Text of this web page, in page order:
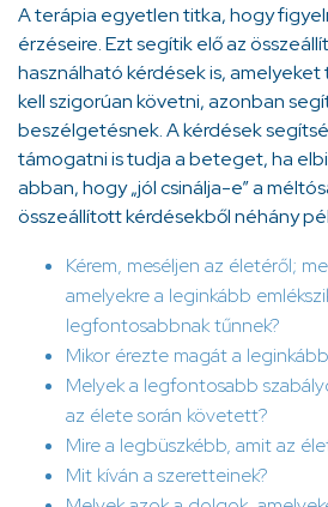
A terápia egyetlen titka, hogy
érzéseire. Ezt segítik elő az
használható kérdések is,
kell szigorúan követni, azonban
beszélgetésnek. A kérdések
támogatni is tudja a beteget, ha
abban, hogy „jól csinálja-e” a
összeállított kérdésekből néhány
Kérem, meséljen az életéről;
amelyekre a leginkább
legfontosabbnak tűnnek?
Mikor érezte magát a
Melyek a legfontosabb
az élete során követett?
Mire a legbüszkébb, amit az
Mit kíván a szeretteinek?